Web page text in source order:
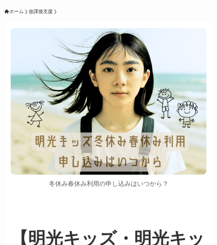
ホーム 放課後支援
冬休み春休み利用の申し込みはいつから？
【明光キッズ・明光キッ